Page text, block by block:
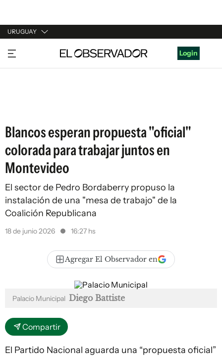
URUGUAY
URUGUAY
ARGENTINA
Login
Blancos esperan propuesta "oficial"
colorada para trabajar juntos en
Montevideo
El sector de Pedro Bordaberry propuso la
instalación de una "mesa de trabajo" de la
Coalición Republicana
18 de junio 2026 16:27 hs
Agregar El Observador en
Palacio Municipal Diego Battiste
Compartir
El Partido Nacional aguarda una “propuesta oficial”